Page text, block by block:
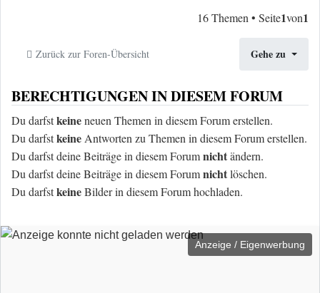
16 Themen • Seite1von1
Zurück zur Foren-Übersicht Gehe zu
BERECHTIGUNGEN IN DIESEM FORUM
Du darfstkeineneuen Themen in diesem Forum erstellen.
Du darfstkeineAntworten zu Themen in diesem Forum erstellen.
Du darfst deine Beiträge in diesem Forumnichtändern.
Du darfst deine Beiträge in diesem Forumnichtlöschen.
Du darfstkeineBilder in diesem Forum hochladen.
Anzeige / Eigenwerbung